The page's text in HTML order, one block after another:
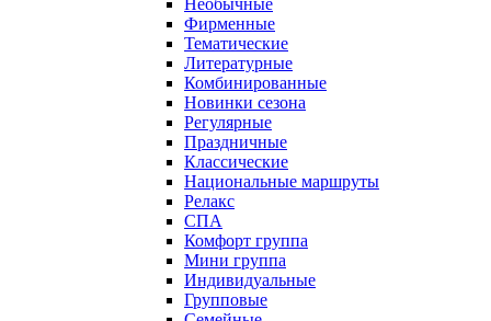
Необычные
Фирменные
Тематические
Литературные
Комбинированные
Новинки сезона
Регулярные
Праздничные
Классические
Национальные маршруты
Релакс
СПА
Комфорт группа
Мини группа
Индивидуальные
Групповые